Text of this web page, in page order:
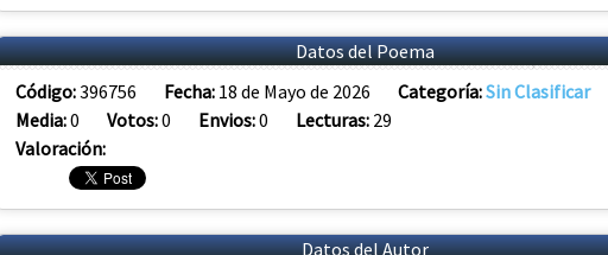
Datos del Poema
Código:396756 Fecha: 18 de Mayo de 2026 Categoría:Sin Clasificar
Media:0 Votos:0 Envios:0 Lecturas: 29
Valoración:
Datos del Autor